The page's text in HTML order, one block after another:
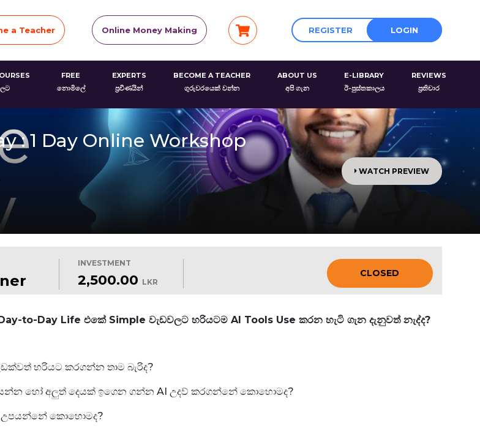
a Teacher Online Money Making REGISTER LOGIN
FREE
නොමිලේ
EXPERTS
ප්‍රවීණයින්
BECOME A TEACHER
ගුරුවරයෙක් වන්න
ABOUT US
අපි ගැන
E-LIBRARY
ඊ-පුස්තකාලය
REVIEWS
ප්‍රතිචාර
: 1 Day Online Workshop
WATCH PREVIEW
INVESTMENT
2,500.00 LKR
CLOSED
to-Day Life එකේ Simple වැඩවලට හරියටම AI Tools Use කරන හැටි ගැන දැනුවත් නැද්ද?
හරියට කරගන්න තාම බැරිද?
හෝ අලුත් දෙයක් ඉගෙන ගන්න AI උදව් කරගන්නේ කොහොමද?
උපයන්නේ කොහොමද?